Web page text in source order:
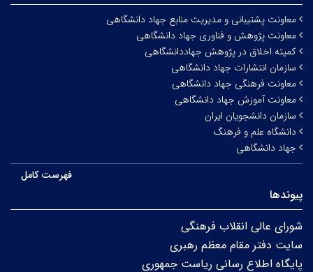
معاونت پشتیبانی و مدیریت منابع جهاد دانشگاهی
معاونت پژوهش و فناوری جهاد دانشگاهی
کمیته اخلاق در پژوهش جهاددانشگاهی
سازمان انتشارات جهاد دانشگاهی
معاونت فرهنگی جهاد دانشگاهی
معاونت آموزش جهاد دانشگاهی
سازمان دانشجویان ایران
دانشگاه علم و فرهنگ
جهاد دانشگاهی
فهرست کامل
پیوندها
شورای عالی انقلاب فرهنگی
سایت دفتر مقام معظم رهبری
پایگاه اطلاع رسانی ریاست جمهوری